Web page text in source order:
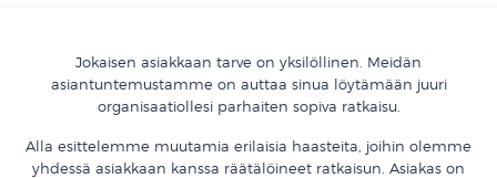
Jokaisen asiakkaan tarve on yksilöllinen. Meidän
asiantuntemustamme on auttaa sinua löytämään juuri
organisaatiollesi parhaiten sopiva ratkaisu.
Alla esittelemme muutamia erilaisia haasteita, joihin olemme
yhdessä asiakkaan kanssa räätälöineet ratkaisun. Asiakas on